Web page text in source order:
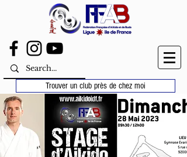
Trouver un club près de chez moi